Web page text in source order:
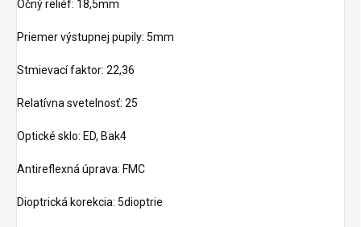
Očný reliéf: 18,5mm
Priemer výstupnej pupily: 5mm
Stmievací faktor: 22,36
Relatívna svetelnosť: 25
Optické sklo: ED, Bak4
Antireflexná úprava: FMC
Dioptrická korekcia: 5dioptrie